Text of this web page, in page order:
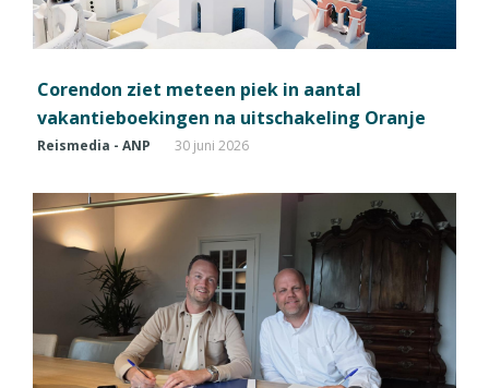
Corendon ziet meteen piek in aantal
vakantieboekingen na uitschakeling Oranje
Reismedia - ANP 30 juni 2026